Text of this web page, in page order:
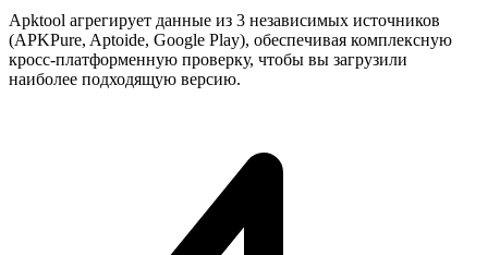
Apktool агрегирует данные из 3 независимых источников
(APKPure, Aptoide, Google Play), обеспечивая комплексную
кросс-платформенную проверку, чтобы вы загрузили
наиболее подходящую версию.